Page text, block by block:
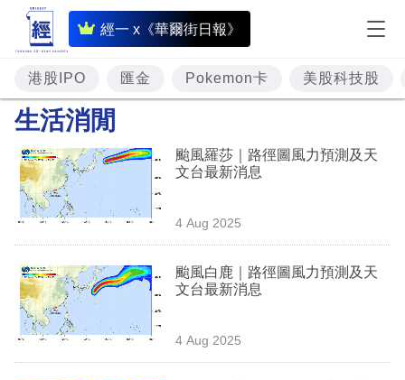
經一 x《華爾街日報》
即
時
財
經
題
樓
市
理
港股IPO 匯金 Pokemon卡 美股科技股
生活消閒
颱風羅莎｜路徑圖風力預測及天
文台最新消息
4 Aug 2025
颱風白鹿｜路徑圖風力預測及天
文台最新消息
4 Aug 2025